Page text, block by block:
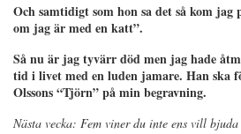
Och samtidigt som hon sa det så kom
om jag är med en katt”.
Så nu är jag tyvärr död men jag hade
tid i livet med en luden jamare. Han ska
Olssons “Tjörn” på min begravning.
Nästa vecka: Fem viner du inte ens vill